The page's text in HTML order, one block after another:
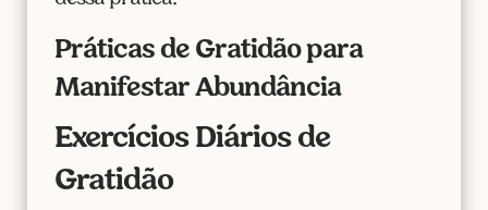
Práticas de Gratidão para
Manifestar Abundância
Exercícios Diários de
Gratidão